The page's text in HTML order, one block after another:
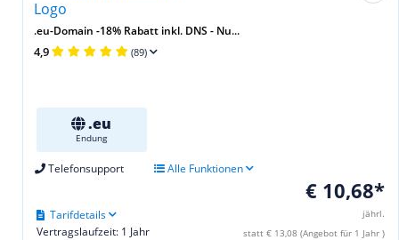
.eu-Domain -18% Rabatt inkl. DNS - Nu...
4,9 (89)
.eu
Endung
Telefonsupport Alle Funktionen
€ 10,68*
jährl.
statt € 13,08 (Angebot für 1 Jahr )
Vertragslaufzeit: 1 Jahr
Tarifdetails